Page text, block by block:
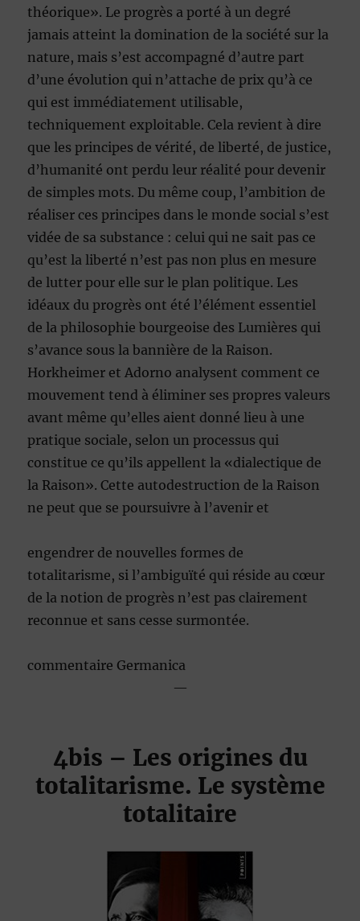
théorique». Le progrès a porté à un degré
jamais atteint la domination de la société sur la
nature, mais s’est accompagné d’autre part
d’une évolution qui n’attache de prix qu’à ce
qui est immédiatement utilisable,
techniquement exploitable. Cela revient à dire
que les principes de vérité, de liberté, de justice,
d’humanité ont perdu leur réalité pour devenir
de simples mots. Du même coup, l’ambition de
réaliser ces principes dans le monde social s’est
vidée de sa substance : celui qui ne sait pas ce
qu’est la liberté n’est pas non plus en mesure
de lutter pour elle sur le plan politique. Les
idéaux du progrès ont été l’élément essentiel
de la philosophie bourgeoise des Lumières qui
s’avance sous la bannière de la Raison.
Horkheimer et Adorno analysent comment ce
mouvement tend à éliminer ses propres valeurs
avant même qu’elles aient donné lieu à une
pratique sociale, selon un processus qui
constitue ce qu’ils appellent la «dialectique de
la Raison». Cette autodestruction de la Raison
ne peut que se poursuivre à l’avenir et
engendrer de nouvelles formes de
totalitarisme, si l’ambiguïté qui réside au cœur
de la notion de progrès n’est pas clairement
reconnue et sans cesse surmontée.
commentaire Germanica
—
4bis – Les origines du
totalitarisme. Le système
totalitaire